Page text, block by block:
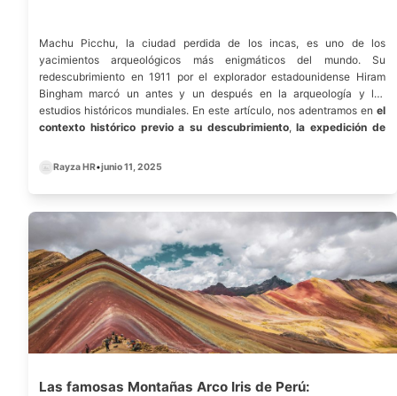
Machu Picchu, la ciudad perdida de los incas, es uno de los
yacimientos arqueológicos más enigmáticos del mundo. Su
redescubrimiento en 1911 por el explorador estadounidense Hiram
Bingham marcó un antes y un después en la arqueología y los
estudios históricos mundiales. En este artículo, nos adentramos en el
contexto histórico previo a su descubrimiento, la expedición de
arqueológicos posteriores
Cusco Travel Agency.
Rayza HR•junio 11, 2025
Las famosas Montañas Arco Iris de Perú: